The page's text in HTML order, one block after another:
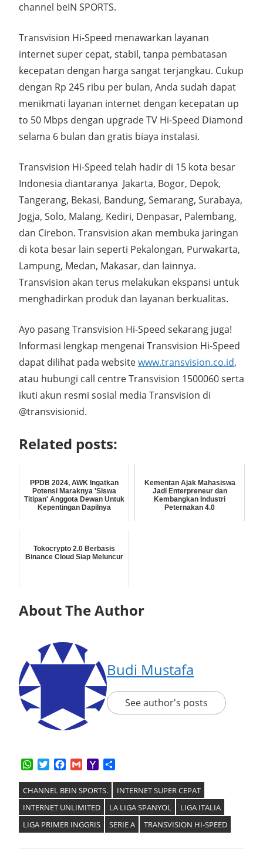
channel beIN SPORTS.
Transvision Hi-Speed menawarkan layanan
internet super cepat, stabil, tanpa pembatasan
kecepatan dengan harga sangat terjangkau. Cukup
dengan Rp 245 ribu per bulan, Anda sudah dapat
menikmati layanan internet dengan kecepatan up
to 50 Mbps dengan upgrade TV Hi-Speed Diamond
selama 6 bulan dan gratis biaya instalasi.
Transvision Hi-Speed telah hadir di 15 kota besar
Indonesia diantaranya Jakarta, Bogor, Depok,
Tangerang, Bekasi, Bandung, Semarang, Surabaya,
Jogja, Solo, Malang, Kediri, Denpasar, Palembang,
dan Cirebon. Transvision akan membuka jaringan
di kota besar lain seperti Pekalongan, Purwakarta,
Lampung, Medan, Makasar, dan lainnya.
Transvision akan terus melakukan ekspansi untuk
menghadirkan produk dan layanan berkualitas.
Ayo pasang Transvision Hi-Speed sekarang juga!
Informasi lengkap mengenai Transvision Hi-Speed
dapat dilihat pada websitewww.transvision.co.id,
atau hubungi call centre Transvision 1500060 serta
ikuti akun resmi sosial media Transvision di
@transvisionid.
Related posts:
PPDB 2024, AWK Ingatkan
Potensi Maraknya 'Siswa
Titipan' Anggota Dewan Untuk
Kepentingan Dapilnya
Kementan Ajak Mahasiswa
Jadi Enterpreneur dan
Kembangkan Industri
Peternakan 4.0
Tokocrypto 2.0 Berbasis
Binance Cloud Siap Meluncur
About The Author
Budi Mustafa
See author's posts
WhatsApp
TwitterFacebook
GmailYahoo
CHANNEL BEIN SPORTS.
INTERNET SUPER CEPAT
INTERNET UNLIMITED
LA LIGA SPANYOL
LIGA ITALIA
LIGA PRIMER INGGRIS
SERIE A TRANSVISION HI-SPEED